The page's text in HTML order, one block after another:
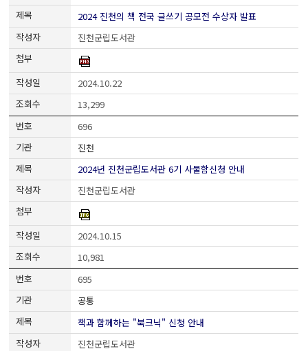
2024 진천의 책 전국 글쓰기 공모전 수상자 발표
진천군립도서관
2024.10.22
13,299
696
진천
2024년 진천군립도서관 6기 사물함신청 안내
진천군립도서관
2024.10.15
10,981
695
공통
책과 함께하는 "북크닉" 신청 안내
진천군립도서관